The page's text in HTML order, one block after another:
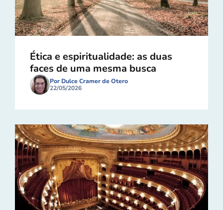
Ética e espiritualidade: as duas
faces de uma mesma busca
Por Dulce Cramer de Otero
22/05/2026